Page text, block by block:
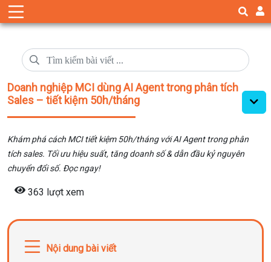
Doanh nghiệp MCI dùng AI Agent trong phân tích
Sales – tiết kiệm 50h/tháng
Khám phá cách MCI tiết kiệm 50h/tháng với AI Agent trong phân
tích sales. Tối ưu hiệu suất, tăng doanh số & dẫn đầu kỷ nguyên
chuyển đổi số. Đọc ngay!
363 lượt xem
Nội dung bài viết